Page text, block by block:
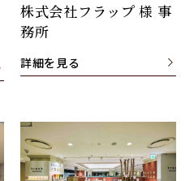
株式会社フラップ 様 事
務所
詳細を見る